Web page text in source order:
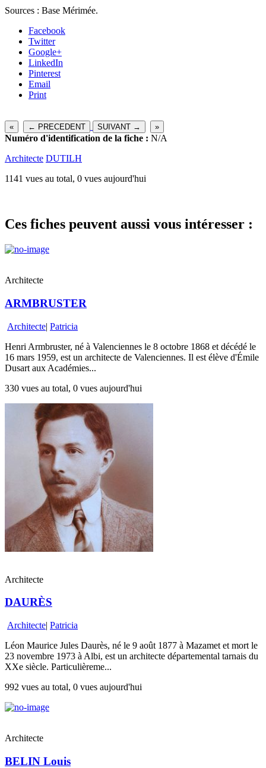
Sources : Base Mérimée.
Facebook
Twitter
Google+
LinkedIn
Pinterest
Email
Print
« ← PRECEDENT SUIVANT → »
Numéro d'identification de la fiche : N/A
Architecte DUTILH
1141 vues au total, 0 vues aujourd'hui
Ces fiches peuvent aussi vous intéresser :
Architecte
ARMBRUSTER
Architecte| Patricia
Henri Armbruster, né à Valenciennes le 8 octobre 1868 et décédé le
16 mars 1959, est un architecte de Valenciennes. Il est élève d'Émile
Dusart aux Académies...
330 vues au total, 0 vues aujourd'hui
Architecte
DAURÈS
Architecte| Patricia
Léon Maurice Jules Daurès, né le 9 août 1877 à Mazamet et mort le
23 novembre 1973 à Albi, est un architecte départemental tarnais du
XXe siècle. Particulièreme...
992 vues au total, 0 vues aujourd'hui
Architecte
BELIN Louis